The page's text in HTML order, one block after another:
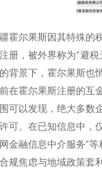
霍尔果斯因其特殊的
册，被外界称为“避
背景下，霍尔果斯也
在霍尔果斯注册的互
可以发现，绝大多数
可。在已知信息中，
金融信息中介服务”
规焦虑与地域政策套